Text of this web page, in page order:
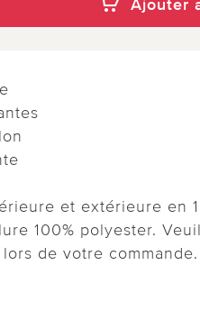
Ajouter
et extérieure en
100% polyester.
de votre commande.